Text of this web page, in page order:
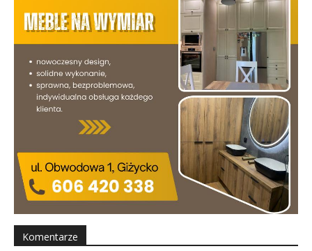
Komentarze